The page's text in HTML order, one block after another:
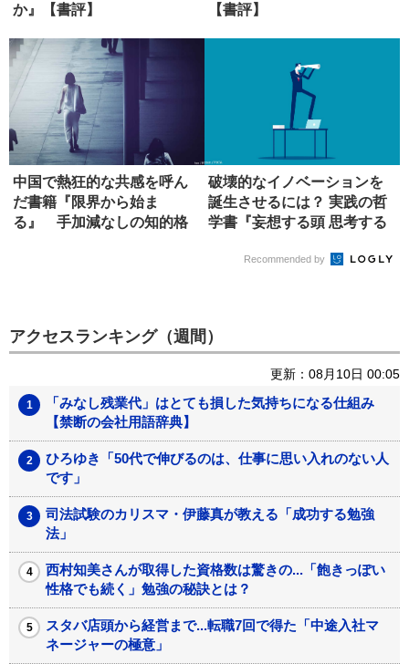
か』【書評】
【書評】
中国で熱狂的な共感を呼ん
だ書籍『限界から始ま
る』 手加減なしの知的格
破壊的なイノベーションを
誕生させるには？ 実践の哲
学書『妄想する頭 思考する
Recommended by
アクセスランキング（週間）
更新：08月10日 00:05
「みなし残業代」はとても損した気持ちになる仕組み
【禁断の会社用語辞典】
ひろゆき「50代で伸びるのは、仕事に思い入れのない人
です」
司法試験のカリスマ・伊藤真が教える「成功する勉強
法」
西村知美さんが取得した資格数は驚きの...「飽きっぽい
性格でも続く」勉強の秘訣とは？
スタバ店頭から経営まで...転職7回で得た「中途入社マ
ネージャーの極意」